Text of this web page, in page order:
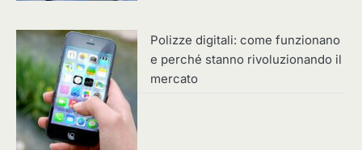
Polizze digitali: come funzionano
e perché stanno rivoluzionando il
mercato